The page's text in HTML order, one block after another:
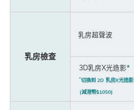
乳房檢查
乳房超聲波
3D乳房X光造影*
*切換到 2D 乳房X光造影
(減港幣$1050)